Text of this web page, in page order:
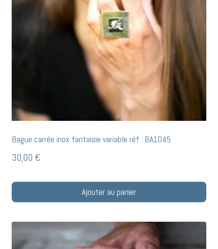
Bague carrée inox fantaisie variable réf : BA1045
30,00 €
Ajouter au panier